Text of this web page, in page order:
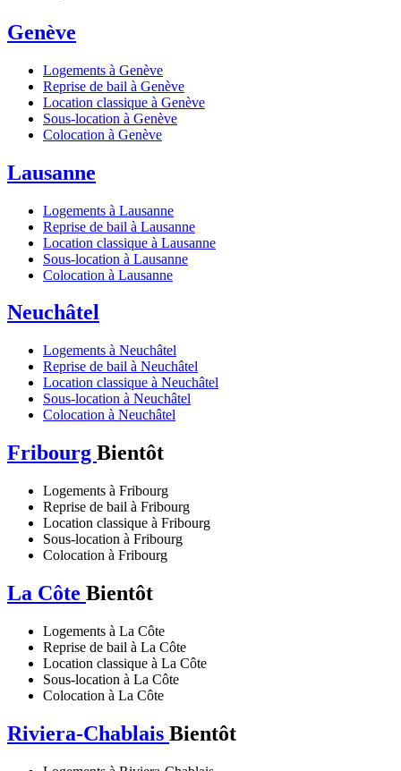
Genève
Logements à Genève
Reprise de bail à Genève
Location classique à Genève
Sous-location à Genève
Colocation à Genève
Lausanne
Logements à Lausanne
Reprise de bail à Lausanne
Location classique à Lausanne
Sous-location à Lausanne
Colocation à Lausanne
Neuchâtel
Logements à Neuchâtel
Reprise de bail à Neuchâtel
Location classique à Neuchâtel
Sous-location à Neuchâtel
Colocation à Neuchâtel
Fribourg Bientôt
Logements à Fribourg
Reprise de bail à Fribourg
Location classique à Fribourg
Sous-location à Fribourg
Colocation à Fribourg
La Côte Bientôt
Logements à La Côte
Reprise de bail à La Côte
Location classique à La Côte
Sous-location à La Côte
Colocation à La Côte
Riviera-Chablais Bientôt